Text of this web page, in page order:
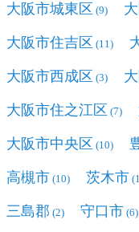
大阪市城東区 (9)
大阪市住吉区 (11)
大阪市西成区 (3)
大阪市住之江区 (7)
大阪市中央区 (10)
高槻市 (10) 茨木市
三島郡 (2) 守口市 (6)